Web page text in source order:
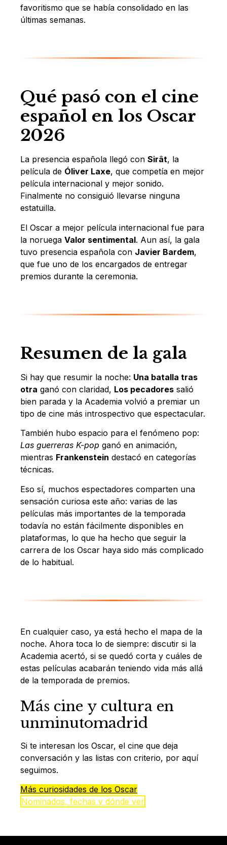
favoritismo que se había consolidado en las
últimas semanas.
Qué pasó con el cine
español en los Oscar
2026
La presencia española llegó con Sirât, la
película de Óliver Laxe, que competía en mejor
película internacional y mejor sonido.
Finalmente no consiguió llevarse ninguna
estatuilla.
El Oscar a mejor película internacional fue para
la noruega Valor sentimental. Aun así, la gala
tuvo presencia española con Javier Bardem,
que fue uno de los encargados de entregar
premios durante la ceremonia.
Resumen de la gala
Si hay que resumir la noche: Una batalla tras
otra ganó con claridad, Los pecadores salió
bien parada y la Academia volvió a premiar un
tipo de cine más introspectivo que espectacular.
También hubo espacio para el fenómeno pop:
Las guerreras K-pop ganó en animación,
mientras Frankenstein destacó en categorías
técnicas.
Eso sí, muchos espectadores comparten una
sensación curiosa este año: varias de las
películas más importantes de la temporada
todavía no están fácilmente disponibles en
plataformas, lo que ha hecho que seguir la
carrera de los Oscar haya sido más complicado
de lo habitual.
En cualquier caso, ya está hecho el mapa de la
noche. Ahora toca lo de siempre: discutir si la
Academia acertó, si se quedó corta y cuáles de
estas películas acabarán teniendo vida más allá
de la temporada de premios.
Más cine y cultura en
unminutomadrid
Si te interesan los Oscar, el cine que deja
conversación y las listas con criterio, por aquí
seguimos.
Más curiosidades de los Oscar
Nominados, fechas y dónde ver